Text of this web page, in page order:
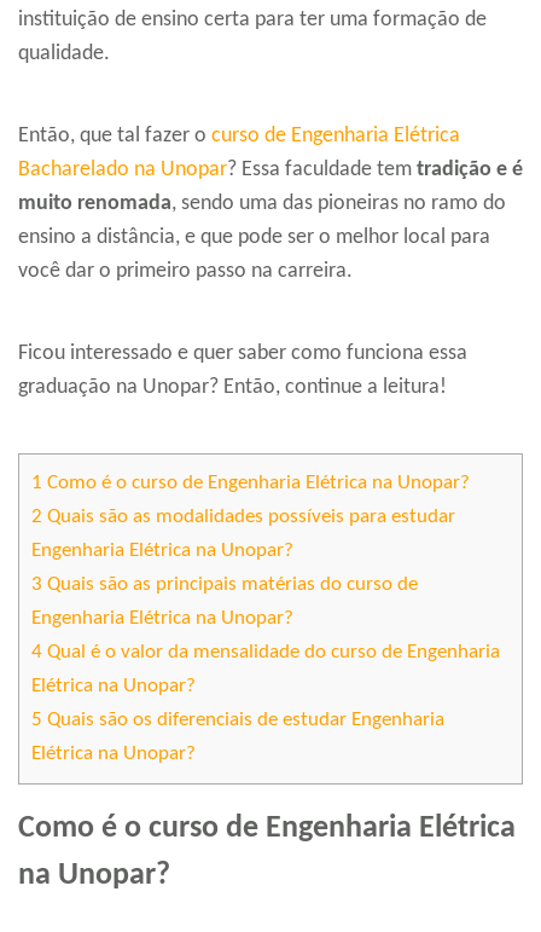
instituição de ensino certa para ter uma formação de
qualidade.
Então, que tal fazer o curso de Engenharia Elétrica
Bacharelado na Unopar? Essa faculdade tem tradição e é
muito renomada, sendo uma das pioneiras no ramo do
ensino a distância, e que pode ser o melhor local para
você dar o primeiro passo na carreira.
Ficou interessado e quer saber como funciona essa
graduação na Unopar? Então, continue a leitura!
1 Como é o curso de Engenharia Elétrica na Unopar?
2 Quais são as modalidades possíveis para estudar
Engenharia Elétrica na Unopar?
3 Quais são as principais matérias do curso de
Engenharia Elétrica na Unopar?
4 Qual é o valor da mensalidade do curso de Engenharia
Elétrica na Unopar?
5 Quais são os diferenciais de estudar Engenharia
Elétrica na Unopar?
Como é o curso de Engenharia Elétrica
na Unopar?